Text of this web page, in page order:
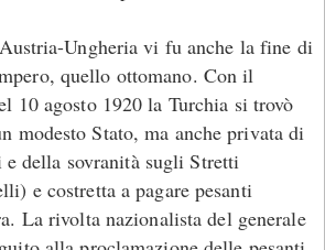
Ungheria vi fu anche la fine di
quello ottomano. Con il
10 agosto 1920 la Turchia si trovò
modesto Stato, ma anche privata di
della sovranità sugli Stretti
e costretta a pagare pesanti
La rivolta nazionalista del generale